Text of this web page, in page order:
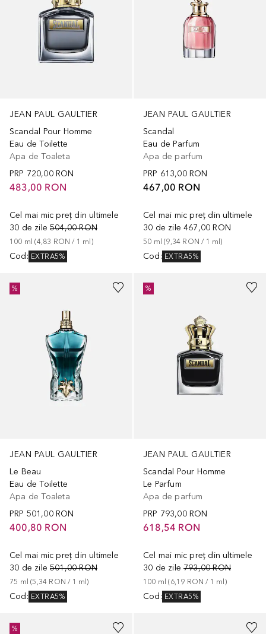
JEAN PAUL GAULTIER
Scandal Pour Homme
Eau de Toilette
Apa de Toaleta
PRP 720,00 RON
483,00 RON
Cel mai mic preț din ultimele
30 de zile 504,00 RON
100 ml (4,83 RON / 1 ml )
Cod : EXTRA5%
JEAN PAUL GAULTIER
Scandal
Eau de Parfum
Apa de parfum
PRP 613,00 RON
467,00 RON
Cel mai mic preț din ultimele
30 de zile 467,00 RON
50 ml (9,34 RON / 1 ml)
Cod : EXTRA5%
JEAN PAUL GAULTIER
Le Beau
Eau de Toilette
Apa de Toaleta
PRP 501,00 RON
400,80 RON
Cel mai mic preț din ultimele
30 de zile 501,00 RON
75 ml (5,34 RON / 1 ml)
Cod : EXTRA5%
%
JEAN PAUL GAULTIER
Scandal Pour Homme
Le Parfum
Apa de parfum
PRP 793,00 RON
618,54 RON
Cel mai mic preț din ultimele
30 de zile 793,00 RON
100 ml (6,19 RON / 1 ml )
Cod : EXTRA5%
%
%